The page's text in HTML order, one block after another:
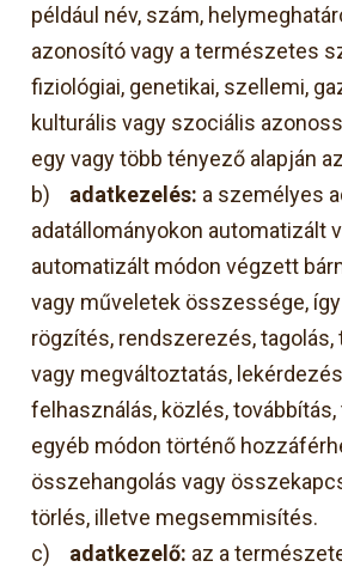
például név, szám,
azonosító vagy a természetes
fiziológiai, genetikai, szellemi,
kulturális vagy szociális
egy vagy több tényező alapján
b) adatkezelés: a személyes
adatállományokon automatizált
automatizált módon végzett
vagy műveletek összessége,
rögzítés, rendszerezés, tagolás,
vagy megváltoztatás,
felhasználás, közlés,
egyéb módon történő
összehangolás vagy
törlés, illetve megsemmisítés.
c) adatkezelő: az a